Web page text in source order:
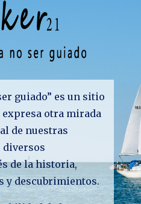
guiado” es un sitio
otra mirada
de nuestras
diversos
de la historia,
y descubrimientos.